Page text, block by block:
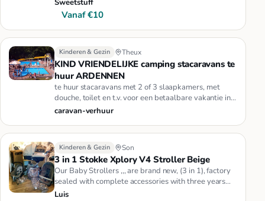
Sweetstuff
Vanaf €10
Kinderen & Gezin Theux
KIND VRIENDELIJKE camping stacaravans te
huur ARDENNEN
te huur stacaravans met 2 of 3 slaapkamers, met
douche, toilet en t.v. voor een betaalbare vakantie in
de natuur van de …
caravan-verhuur
Kinderen & Gezin Son
3 in 1 Stokke Xplory V4 Stroller Beige
Our Baby Strollers ,,, are brand new, (3 in 1), factory
sealed with complete accessories with three years
international …
Luis